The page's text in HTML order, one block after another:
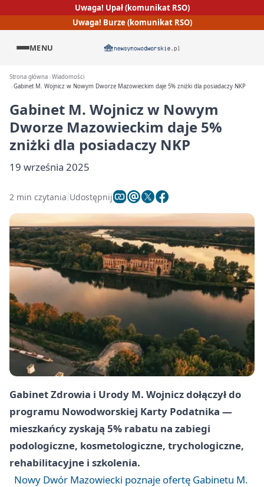
Uwaga! Upał (komunikat RSO)
Uwaga! Burze (komunikat RSO)
MENU
Strona główna Wiadomości
Gabinet M. Wojnicz w Nowym Dworze Mazowieckim daje 5% zniżki dla posiadaczy NKP
Gabinet M. Wojnicz w Nowym
Dworze Mazowieckim daje 5%
zniżki dla posiadaczy NKP
19 września 2025
2 min czytania Udostępnij
Gabinet Zdrowia i Urody M. Wojnicz dołączył do
programu Nowodworskiej Karty Podatnika —
mieszkańcy zyskają 5% rabatu na zabiegi
podologiczne, kosmetologiczne, trychologiczne,
rehabilitacyjne i szkolenia.
Nowy Dwór Mazowiecki poznaje ofertę Gabinetu M.